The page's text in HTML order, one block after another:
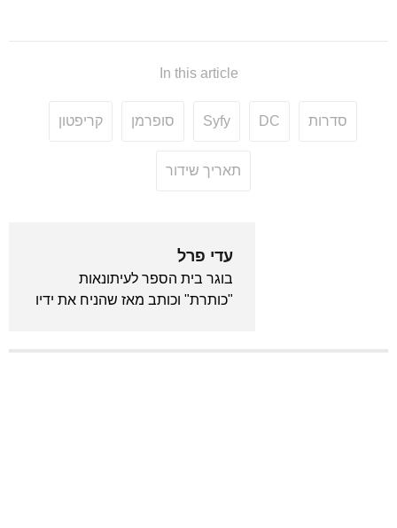
In this article
סדרות DC
Syfy סופרמן קריפטון
תאריך שידור
עדי פרל
בוגר בית הספר לעיתונאות
"כותרת" וכותב מאז שהניח את ידיו